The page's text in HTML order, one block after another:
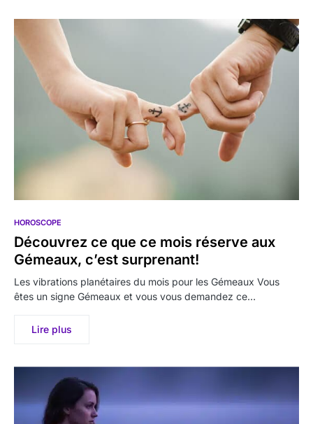
HOROSCOPE
Découvrez ce que ce mois réserve aux
Gémeaux, c’est surprenant!
Les vibrations planétaires du mois pour les Gémeaux Vous
êtes un signe Gémeaux et vous vous demandez ce…
Lire plus